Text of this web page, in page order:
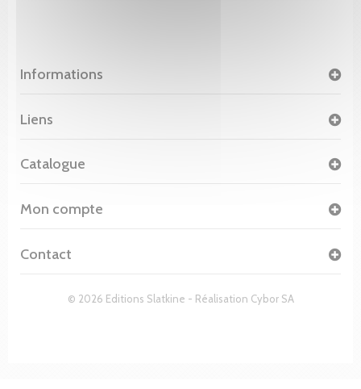
Informations
© 2026 Editions Slatkine - Réalisation Cybor SA
Liens
Catalogue
Mon compte
Contact